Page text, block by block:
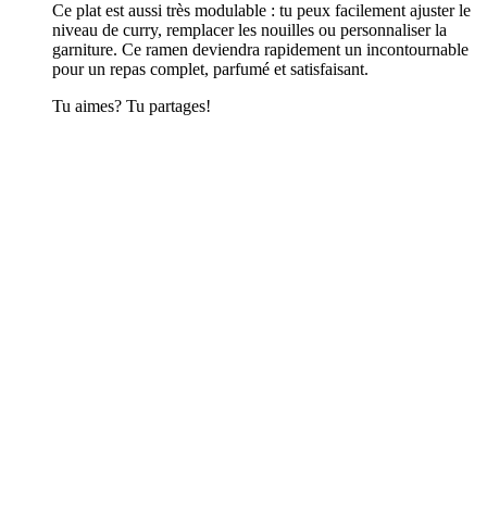
Ce plat est aussi très modulable : tu peux facilement ajuster le
niveau de curry, remplacer les nouilles ou personnaliser la
garniture. Ce ramen deviendra rapidement un incontournable
pour un repas complet, parfumé et satisfaisant.
Tu aimes? Tu partages!